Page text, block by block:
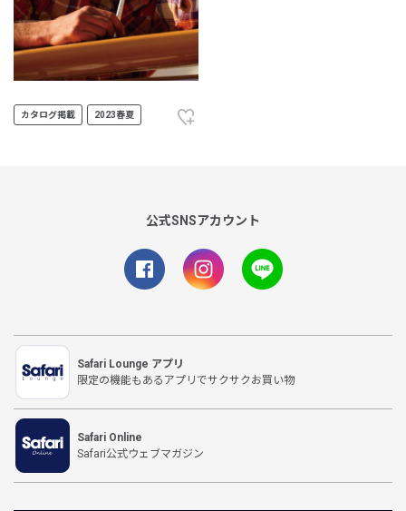
カタログ掲載 2023春夏
公式SNSアカウント
Safari Lounge アプリ
限定の機能もあるアプリでサクサクお買い物
Safari Online
Safari公式ウェブマガジン